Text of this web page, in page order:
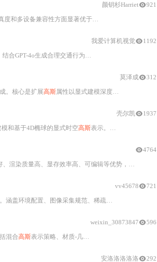
于传统方法，广泛应用于智慧城市、虚拟现实与医疗影像等领域。
颜钥杉Harriet 921
4o生成合理交通行为，支持动态目标注入与
我爱计算机视觉 1192
。核心是扩展高斯属性以显式建模深度，联合优化几何、外观及大气参数（β, A），通过雾化渲染损失驱动训练。关键技术包括深度初始化与正则化、大气参数可微分建模、透射率引导的密度控制，以及多损失协同优化策略。
莫泽成 312
和基于4D椭球的显式时空高斯表示。重点解析4D-GS（Yang et al., 2023）与Spacetime Gaussians（Li et al., 2023）的架构差异、训练策略（单目/多相机视频）、渲染流程及与动态NeRF方法的对比。强调其在自由视点视频、动态人像
壳尔凯 1937
辑等优势，但也存在动态场景处理弱等局限。常见于数字孪生、增强现实、自动驾驶等领域。
4764
。涵盖环境配置、图像采集规范、稀疏点云转
vv45678 721
混合高斯表示策略、材质-几何联合优化、双
weixin_30873847 596
安洛洛洛洛洛 292